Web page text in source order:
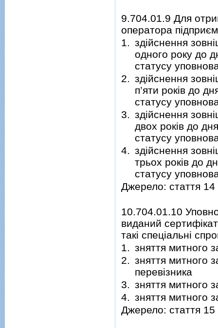
9.704.01.9 Для
оператора
1. здійснення
одного року до
статусу
2. здійснення
п’яти років до
статусу
3. здійснення
двох років до
статусу
4. здійснення
трьох років до
статусу
Джерело: стаття 14
10.704.01.10
виданий
такі спеціальні
1. зняття митного
2. зняття митного
перевізника
3. зняття митного
4. зняття митного
Джерело: стаття 15